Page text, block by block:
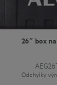
26″ box
Odchylky